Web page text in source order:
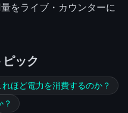
をライブ・カウンターに
ック
ほど電力を消費するのか？